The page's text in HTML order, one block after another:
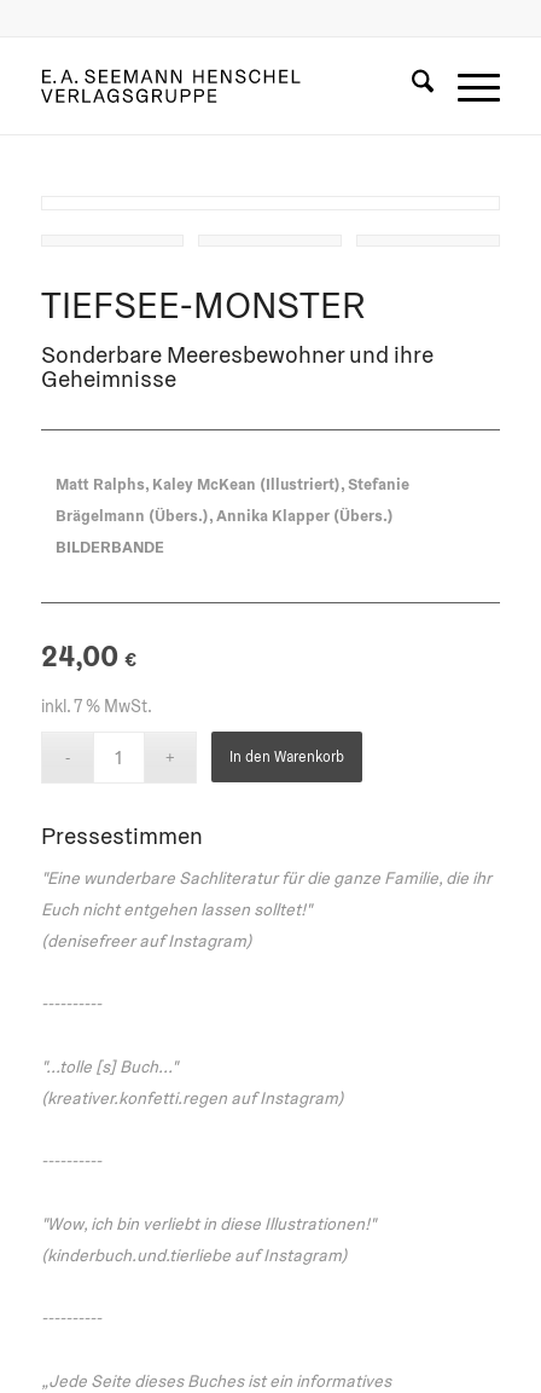
TIEFSEE-MONSTER
Sonderbare Meeresbewohner und ihre
Geheimnisse
Matt Ralphs, Kaley McKean (Illustriert), Stefanie
Brägelmann (Übers.), Annika Klapper (Übers.)
BILDERBANDE
24,00 €
inkl. 7 % MwSt.
In den Warenkorb
Pressestimmen
"Eine wunderbare Sachliteratur für die ganze Familie, die ihr
Euch nicht entgehen lassen solltet!"
(denisefreer auf Instagram)
----------
"...tolle [s] Buch..."
(kreativer.konfetti.regen auf Instagram)
----------
"Wow, ich bin verliebt in diese Illustrationen!"
(kinderbuch.und.tierliebe auf Instagram)
----------
„Jede Seite dieses Buches ist ein informatives